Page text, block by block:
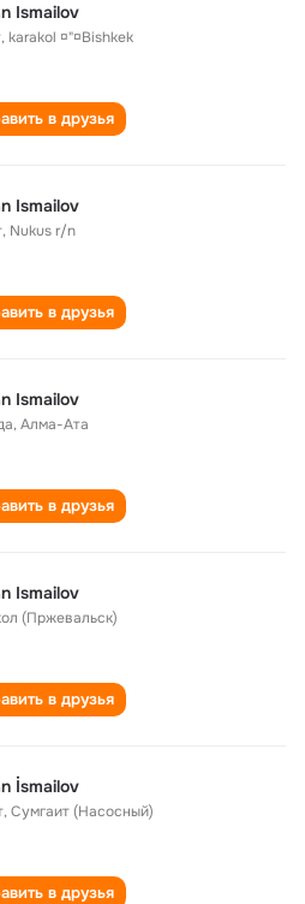
Ismailov
,karakol ¤"¤Bishkek
в друзья
Ismailov
, Nukus r/n
в друзья
Ismailov
,Алма-Ата
в друзья
Ismailov
(Пржевальск)
в друзья
İsmailov
,Сумгаит (Насосный)
в друзья